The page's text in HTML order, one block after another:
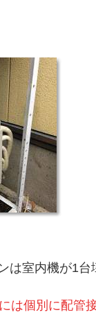
は室内機が1
は個別に配管